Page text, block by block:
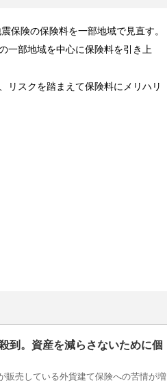
保険の保険料を一部地域で見直す。
一部地域を中心に保険料を引き上
リスクを踏まえて保険料にメリハリ
到。資産を減らさないために個
販売している外貨建て保険への苦情が増